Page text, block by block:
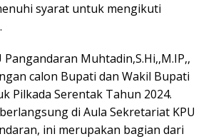
syarat untuk mengikuti
Muhtadin,S.Hi,,M.IP,,
calon Bupati dan Wakil Bupati
Pilkada Serentak Tahun 2024.
di Aula Sekretariat KPU
ini merupakan bagian dari